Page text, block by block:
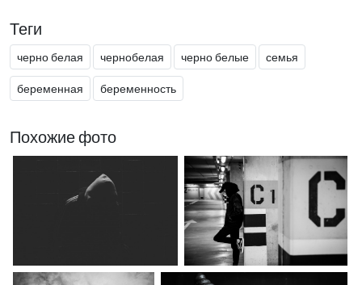
Теги
черно белая чернобелая черно белые семья
беременная беременность
Похожие фото